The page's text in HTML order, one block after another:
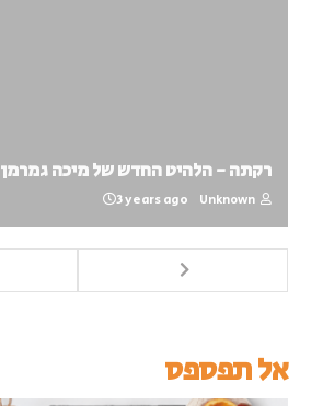
רקתה - הלהיט החדש של מיכה גמרמן
Unknown
3 years ago
אל תפספס